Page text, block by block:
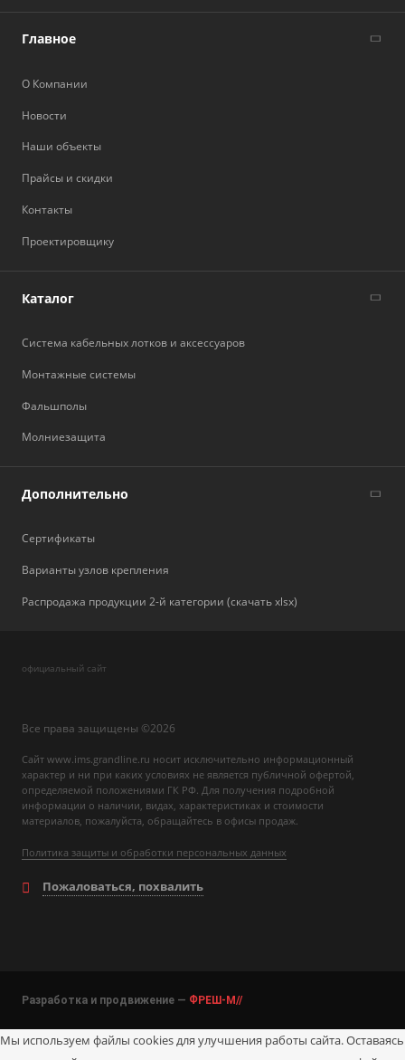
Главное
О Компании
Новости
Наши объекты
Прайсы и скидки
Контакты
Проектировщику
Каталог
Система кабельных лотков и аксессуаров
Монтажные системы
Фальшполы
Молниезащита
Дополнительно
Сертификаты
Варианты узлов крепления
Распродажа продукции 2-й категории (скачать xlsx)
официальный сайт
Все права защищены ©2026
Сайт www.ims.grandline.ru носит исключительно информационный
характер и ни при каких условиях не является публичной офертой,
определяемой положениями ГК РФ. Для получения подробной
информации о наличии, видах, характеристиках и стоимости
материалов, пожалуйста, обращайтесь в офисы продаж.
Политика защиты и обработки персональных данных
Пожаловаться, похвалить
Разработка и продвижение — ФРЕШ-М//
Мы используем файлы cookies для улучшения работы сайта. Оставаясь